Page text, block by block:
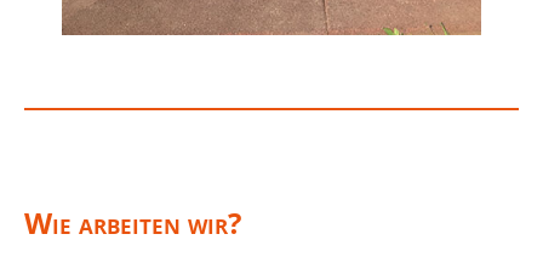
Wie arbeiten wir?